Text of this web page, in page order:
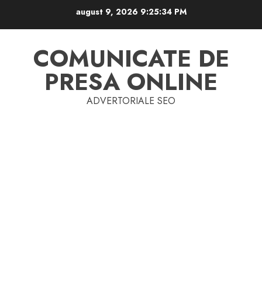
august 9, 2026 9:25:35 PM
COMUNICATE DE
PRESA ONLINE
ADVERTORIALE SEO